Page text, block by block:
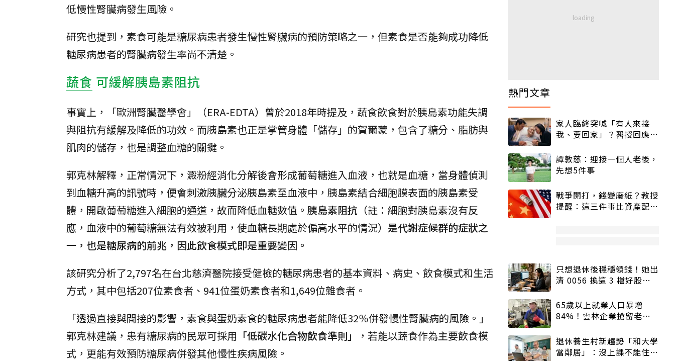
低慢性腎臟病發生風險。
研究也提到，素食可能是糖尿病患者發生慢性腎臟病的預防策略之一，但素食是否能夠成功降低
糖尿病患者的腎臟病發生率尚不清楚。
蔬食 可緩解胰島素阻抗
事實上，「歐洲腎臟醫學會」（ERA-EDTA）曾於2018年時提及，蔬食飲食對於胰島素功能失調
與阻抗有緩解及降低的功效。而胰島素也正是掌管身體「儲存」的賀爾蒙，包含了糖分、脂肪與
肌肉的儲存，也是調整血糖的關鍵。
郭克林解釋，正常情況下，澱粉經消化分解後會形成葡萄糖進入血液，也就是血糖，當身體偵測
到血糖升高的訊號時，便會刺激胰臟分泌胰島素至血液中，胰島素結合細胞膜表面的胰島素受
體，開啟葡萄糖進入細胞的通道，故而降低血糖數值。 胰島素阻抗 （註：細胞對胰島素沒有反
應，血液中的葡萄糖無法有效被利用，使血糖長期處於偏高水平的情況） 是代謝症候群的症狀之
一，也是糖尿病的前兆，因此飲食模式即是重要變因。
該研究分析了2,797名在台北慈濟醫院接受健檢的糖尿病患者的基本資料、病史、飲食模式和生活
方式，其中包括207位素食者、941位蛋奶素食者和1,649位雜食者。
「透過直接與間接的影響，素食與蛋奶素食的糖尿病患者能降低32％併發慢性腎臟病的風險。」
郭克林建議，患有糖尿病的民眾可採用 「低碳水化合物飲食準則」
，若能以蔬食作為主要飲食模
式，更能有效預防糖尿病併發其他慢性疾病風險。
熱門文章
家人臨終突喊「有人來接
我、要回家」？醫授回應方
譚敦慈：迎接一個人老後，
先想5件事
戰爭開打，錢變廢紙？教授
提醒：這三件事比資產配置
只想退休後穩穩領錢！她出
清 0056 換這 3 檔好股：
65歲以上就業人口暴增
84%！雲林企業搶留老員
退休養生村新趨勢「和大學
當鄰居」：沒上課不能住、